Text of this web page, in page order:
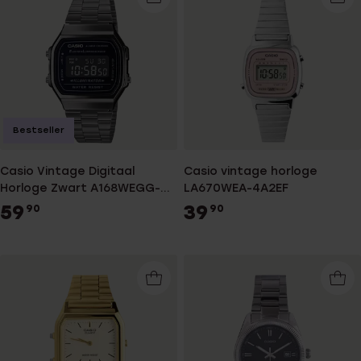
Casio Vintage Digitaal
Horloge Zwart A168WEGG-
1BEF
59 90
Bestseller
Casio vintage horloge
LA670WEA-4A2EF
39 90